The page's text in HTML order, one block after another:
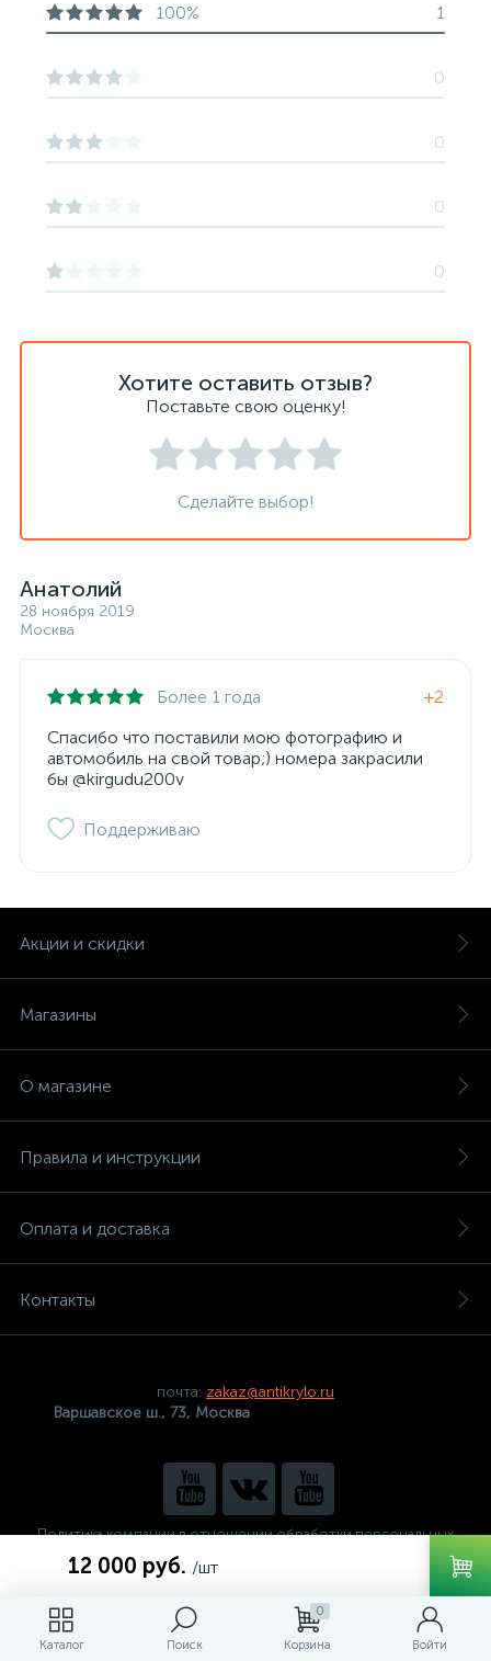
Каталог Поиск
0
Корзина Войти
12 000 руб. /шт
Хотите оставить отзыв?
Поставьте свою оценку!
Сделайте выбор!
Анатолий
28 ноября 2019
Москва
Более 1 года
+2
Спасибо что поставили мою фотографию и
автомобиль на свой товар;) номера закрасили
бы @kirgudu200v
Поддерживаю
100% 1
0
0
0
0
Акции и скидки
Магазины
О магазине
Правила и инструкции
Оплата и доставка
Контакты
почта: zakaz@antikrylo.ru
Варшавское ш., 73, Москва
Политика компании в отношении обработки персональных